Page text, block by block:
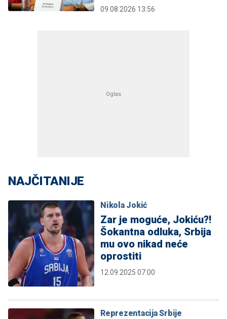
09.08.2026 13:56
NAJČITANIJE
Nikola Jokić
Zar je moguće, Jokiću?!
Šokantna odluka, Srbija
mu ovo nikad neće
oprostiti
12.09.2025 07:00
Reprezentacija Srbije